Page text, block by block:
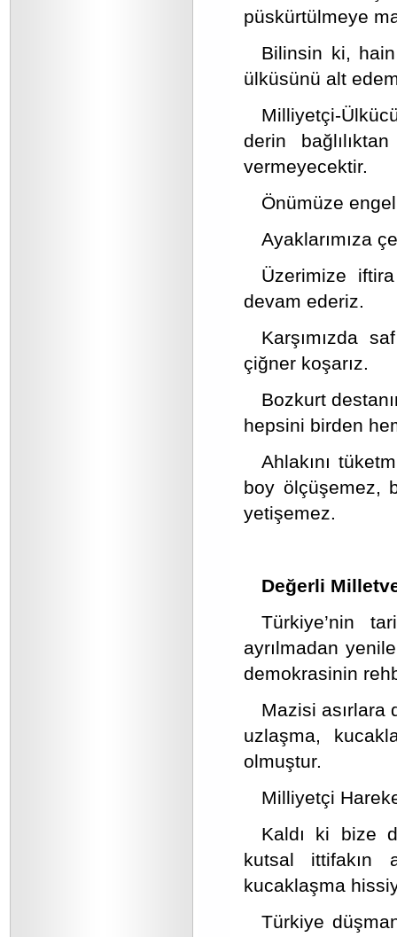
püskürtülmeye
Bilinsin ki,
ülküsünü alt
Milliyetçi-
derin
vermeyecektir.
Önümüze engel
Ayaklarımıza
Üzerimize
devam ederiz.
Karşımızda
çiğner koşarız.
Bozkurt
hepsini birden
Ahlakını
boy ölçüşemez,
yetişemez.
Değerli
Türkiye’nin
ayrılmadan
demokrasinin
Mazisi asırlara
uzlaşma,
olmuştur.
Milliyetçi
Kaldı ki bize
kutsal ittifakın
kucaklaşma
Türkiye